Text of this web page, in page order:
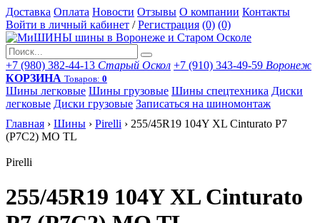
Доставка Оплата Новости Отзывы О компании Контакты
Войти в личный кабинет / Регистрация (0) (0)
+7 (980) 382-44-13 Старый Оскол +7 (910) 343-49-59 Воронеж
КОРЗИНА Товаров: 0
Шины легковые Шины грузовые Шины спецтехника Диски
легковые Диски грузовые Записаться на шиномонтаж
Главная › Шины › Pirelli › 255/45R19 104Y XL Cinturato P7
(P7C2) MO TL
Pirelli
255/45R19 104Y XL Cinturato